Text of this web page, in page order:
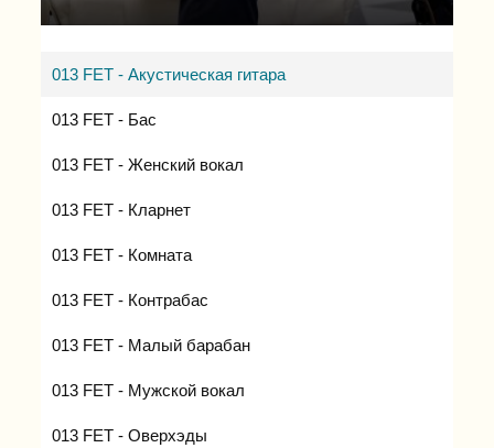
013 FET - Акустическая гитара
013 FET - Бас
013 FET - Женский вокал
013 FET - Кларнет
013 FET - Комната
013 FET - Контрабас
013 FET - Малый барабан
013 FET - Мужской вокал
013 FET - Оверхэды